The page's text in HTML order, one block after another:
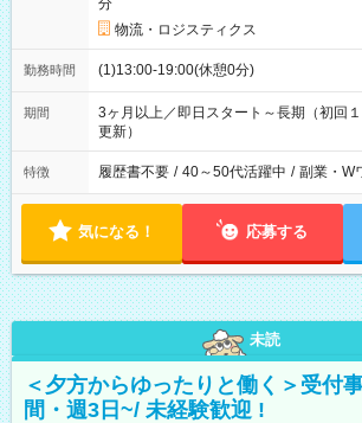
分
物流・ロジスティクス
勤務時間 (1)13:00-19:00(休憩0分)
期間
3ヶ月以上／即日スタート～長期（初回
更新）
特徴 履歴書不要 / 40～50代活躍中 / 副業・W
気になる！ 応募する
未読
＜夕方からゆったりと働く＞受付
間・週3日~/ 未経験歓迎 !